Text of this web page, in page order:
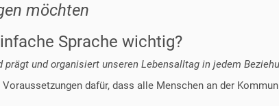
möchten
Sprache wichtig?
und organisiert unseren Lebensalltag in jedem
dafür, dass alle Menschen an der